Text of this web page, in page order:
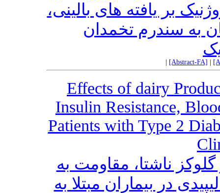
بر یافته های بالینی،
به سندرم تخمدان
[Abstract-FA]
Effects of dairy
Insulin Resistance,
Patients with Type 2
ناشتا، مقاومت به
در بیماران مبتلا به